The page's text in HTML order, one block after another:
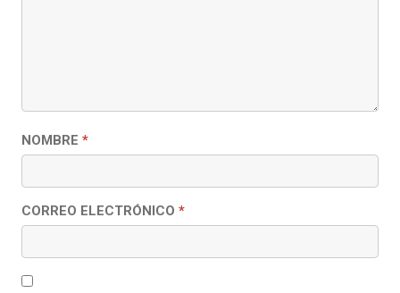
NOMBRE *
CORREO ELECTRÓNICO *